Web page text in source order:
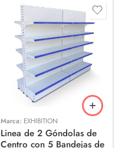
Marca: EXHIBITION
Linea de 2 Góndolas de
Centro con 5 Bandejas de